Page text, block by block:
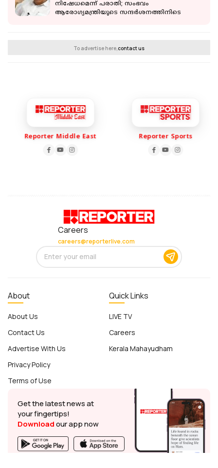
നിഷേധമെന്ന് പരാതി; സംഭവം
ആരോഗ്യമന്ത്രിയുടെ സന്ദര്‍ശനത്തിനിടെ
To advertise here,contact us
Reporter Middle East Reporter Sports
Careers
careers@reporterlive.com
About
About Us
Contact Us
Advertise With Us
Privacy Policy
Terms of Use
Quick Links
LIVE TV
Careers
Kerala Mahayudham
Get the latest news at
your fingertips!
Downloadour app now